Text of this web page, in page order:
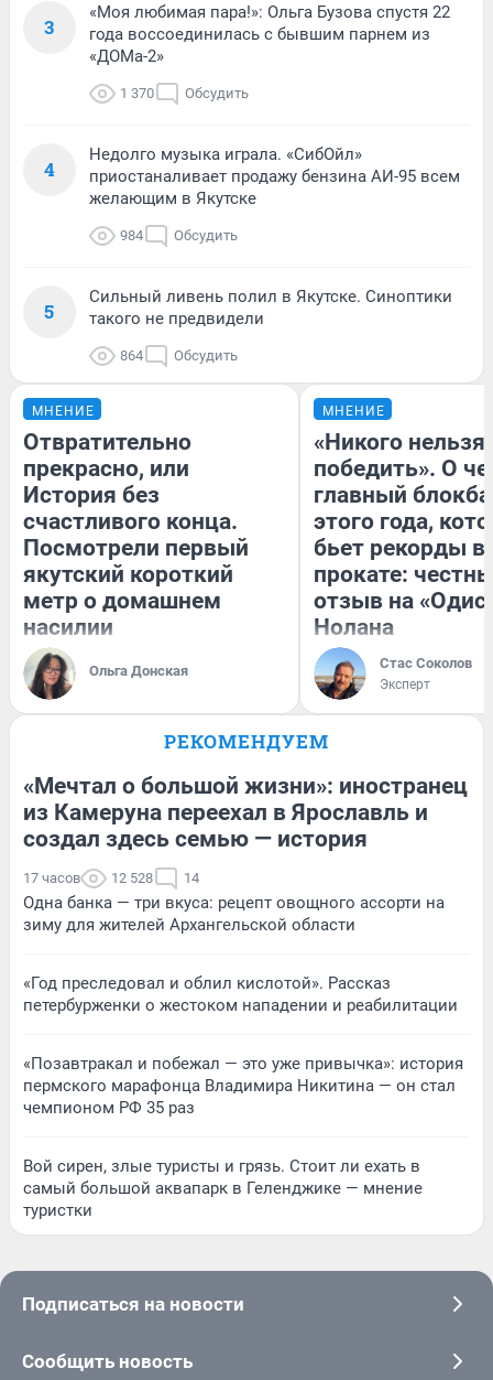
3
«Моя любимая пара!»: Ольга Бузова спустя 22
года воссоединилась с бывшим парнем из
«ДОМа-2»
1 370 Обсудить
4
Недолго музыка играла. «СибОйл»
приостаналивает продажу бензина АИ-95 всем
желающим в Якутске
984 Обсудить
5
Сильный ливень полил в Якутске. Синоптики
такого не предвидели
864 Обсудить
МНЕНИЕ
Отвратительно
прекрасно, или
История без
счастливого конца.
Посмотрели первый
якутский короткий
метр о домашнем
насилии
Ольга Донская
МНЕНИЕ
«Никого нельзя
победить». О
главный
этого года,
бьет рекорды в
прокате:
отзыв на
Нолана
Стас Соколов
Эксперт
РЕКОМЕНДУЕМ
«Мечтал о большой жизни»: иностранец
из Камеруна переехал в Ярославль и
создал здесь семью — история
17 часов 12 528 14
Одна банка — три вкуса: рецепт овощного ассорти на
зиму для жителей Архангельской области
«Год преследовал и облил кислотой». Рассказ
петербурженки о жестоком нападении и реабилитации
«Позавтракал и побежал — это уже привычка»: история
пермского марафонца Владимира Никитина — он стал
чемпионом РФ 35 раз
Вой сирен, злые туристы и грязь. Стоит ли ехать в
самый большой аквапарк в Геленджике — мнение
туристки
Подписаться на новости
Сообщить новость